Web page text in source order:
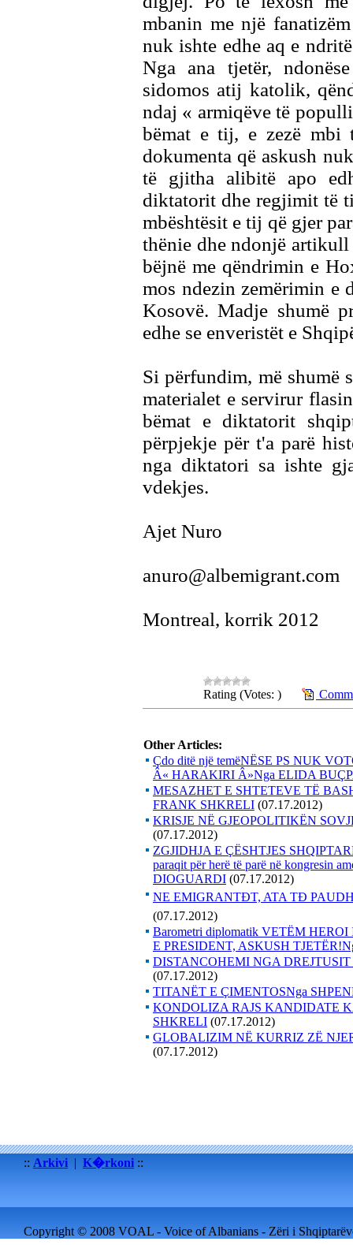
mbanin me një
nuk ishte edhe aq e
Nga ana tjetër,
sidomos atij katolik,
ndaj « armiqëve të
bëmat e tij, e zezë mbi
dokumenta që askush
të gjitha alibitë apo
diktatorit dhe regjimit të
mbështësit e tij që gjer
thënie dhe ndonjë artikull
bëjnë me qëndrimin e
mos ndezin zemërimin e
Kosovë. Madje shumë
edhe se enveristët e
Si përfundim, më
materialet e servirur
bëmat e diktatorit
përpjekje për t'a parë
nga diktatori sa ishte
vdekjes.
Ajet Nuro
anuro@albemigrant.com
Montreal, korrik 2012
Rating (Votes: )
Other Articles:
Çdo ditë një temëNËSE PS NUK
Â« HARAKIRI Â»Nga ELIDA
MESAZHET E SHTETEVE TË
FRANK SHKRELI (07.17.2012)
KRISJE NË GJEOPOLITIKËN
(07.17.2012)
ZGJIDHJA E ÇËSHTJES
paraqit për herë të parë në kongresin
DIOGUARDI (07.17.2012)
NE EMIGRANTÐT, ATA TÐ
(07.17.2012)
Barometri diplomatik VETËM
E PRESIDENT, ASKUSH
DISTANCOHEMI NGA
(07.17.2012)
TITANËT E ÇIMENTOSNga
KONDOLIZA RAJS KANDIDATE
SHKRELI (07.17.2012)
GLOBALIZIM NË KURRIZ ZË
(07.17.2012)
:: Arkivi | K�rkoni ::
Copyright © 2008 VOAL - Voice of Albanians - Zëri i